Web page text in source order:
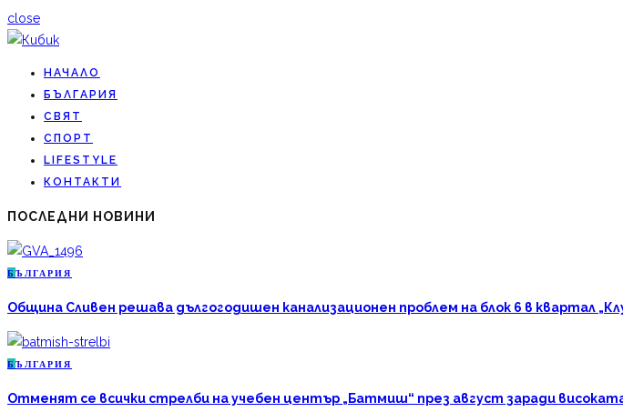
close
НАЧАЛО
БЪЛГАРИЯ
СВЯТ
СПОРТ
LIFESTYLE
КОНТАКТИ
ПОСЛЕДНИ НОВИНИ
Б ЪЛГАРИЯ
Община Сливен решава дългогодишен канализационен проблем на блок 6 в квартал
Б ЪЛГАРИЯ
Отменят се всички стрелби на учебен център „Батмиш“ през август заради